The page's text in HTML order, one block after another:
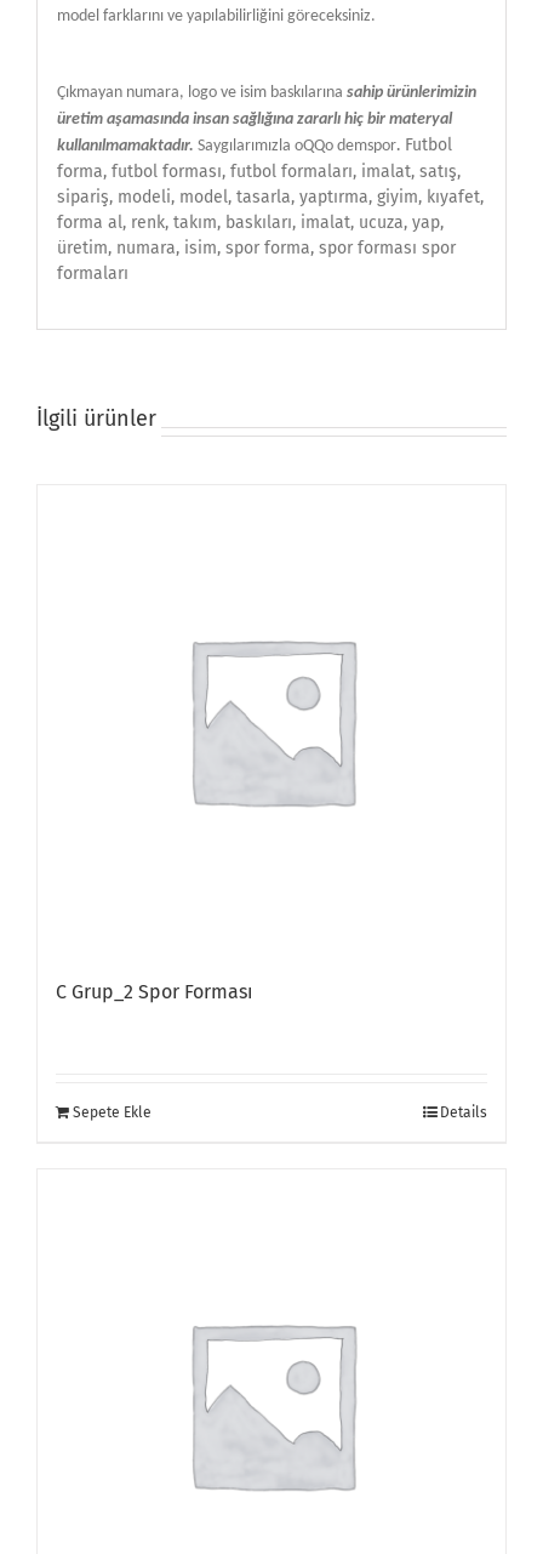
model farklarını ve yapılabilirliğini göreceksiniz.
Çıkmayan numara, logo ve isim baskılarına sahip ürünlerimizin
üretim aşamasında insan sağlığına zararlı hiç bir materyal
kullanılmamaktadır. Saygılarımızla oQQo demspor. Futbol
forma, futbol forması, futbol formaları, imalat, satış,
sipariş, modeli, model, tasarla, yaptırma, giyim, kıyafet,
forma al, renk, takım, baskıları, imalat, ucuza, yap,
üretim, numara, isim, spor forma, spor forması spor
formaları
İlgili ürünler
C Grup_2 Spor Forması
Sepete Ekle Details